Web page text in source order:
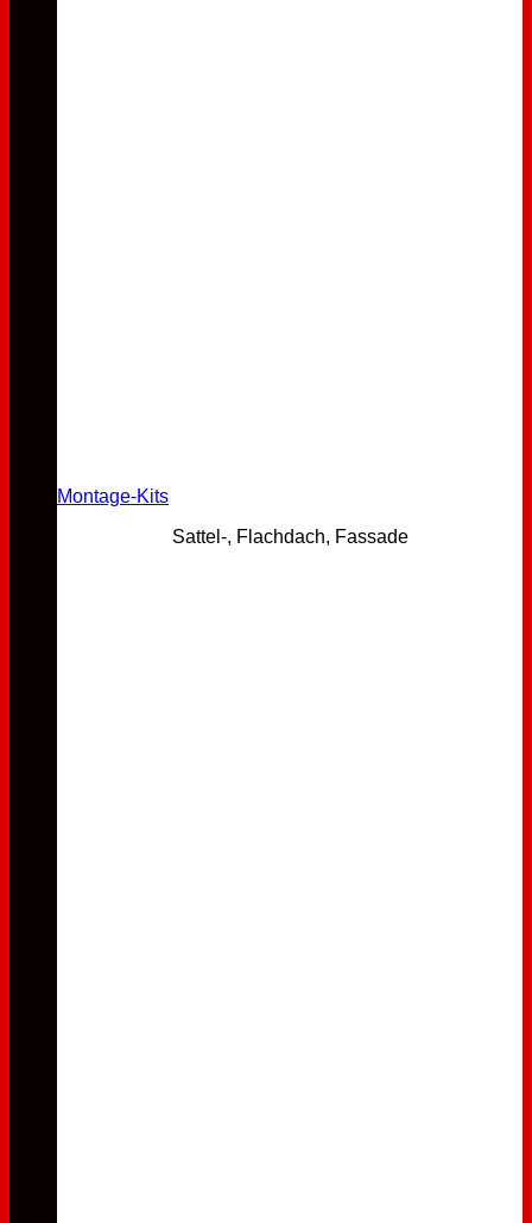
Montage-Kits
Sattel-, Flachdach, Fassade